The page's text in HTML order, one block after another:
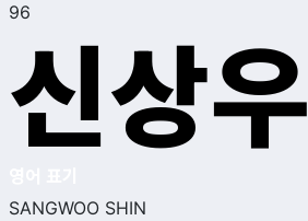
96
신상우
SANGWOO SHIN